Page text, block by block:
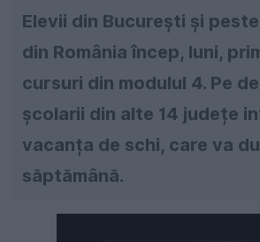
Elevii din București și
din România încep, luni,
cursuri din modulul 4. Pe
școlarii din alte 14 județe
vacanța de schi, care va
săptămână.